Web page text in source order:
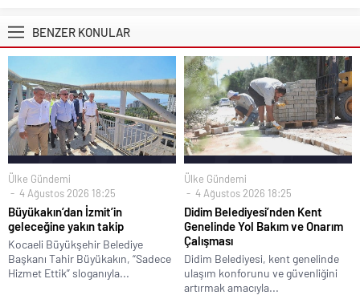
BENZER KONULAR
Ülke Gündemi
4 Ağustos 2026 18:25
Büyükakın’dan İzmit’in
geleceğine yakın takip
Kocaeli Büyükşehir Belediye
Başkanı Tahir Büyükakın, “Sadece
Hizmet Ettik” sloganıyla...
Ülke Gündemi
4 Ağustos 2026 18:25
Didim Belediyesi’nden Kent
Genelinde Yol Bakım ve Onarım
Çalışması
Didim Belediyesi, kent genelinde
ulaşım konforunu ve güvenliğini
artırmak amacıyla...